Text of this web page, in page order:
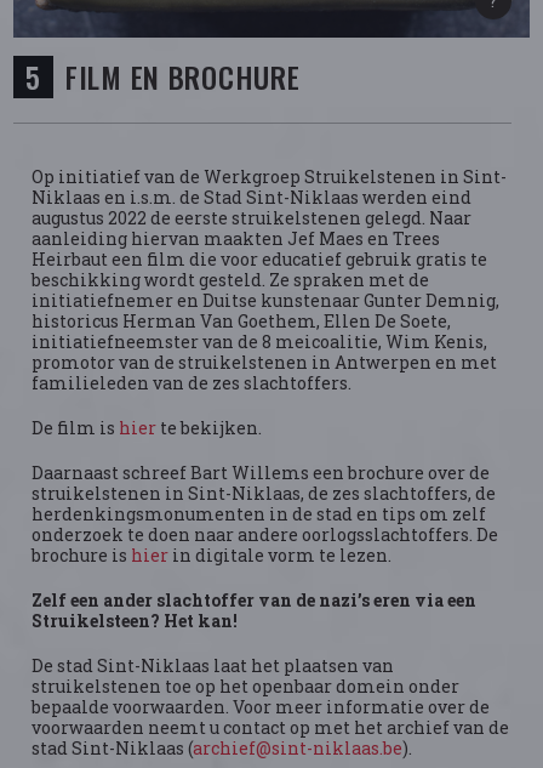
FILM EN BROCHURE
Op initiatief van de Werkgroep Struikelstenen in Sint-
Niklaas en i.s.m. de Stad Sint-Niklaas werden eind
augustus 2022 de eerste struikelstenen gelegd. Naar
aanleiding hiervan maakten Jef Maes en Trees
Heirbaut een film die voor educatief gebruik gratis te
beschikking wordt gesteld. Ze spraken met de
initiatiefnemer en Duitse kunstenaar Gunter Demnig,
historicus Herman Van Goethem, Ellen De Soete,
initiatiefneemster van de 8 meicoalitie, Wim Kenis,
promotor van de struikelstenen in Antwerpen en met
familieleden van de zes slachtoffers.
De film is hier te bekijken.
Daarnaast schreef Bart Willems een brochure over de
struikelstenen in Sint-Niklaas, de zes slachtoffers, de
herdenkingsmonumenten in de stad en tips om zelf
onderzoek te doen naar andere oorlogsslachtoffers. De
brochure is hier in digitale vorm te lezen.
Zelf een ander slachtoffer van de nazi’s eren via een
Struikelsteen? Het kan!
De stad Sint-Niklaas laat het plaatsen van
struikelstenen toe op het openbaar domein onder
bepaalde voorwaarden. Voor meer informatie over de
voorwaarden neemt u contact op met het archief van de
stad Sint-Niklaas (archief@sint-niklaas.be).